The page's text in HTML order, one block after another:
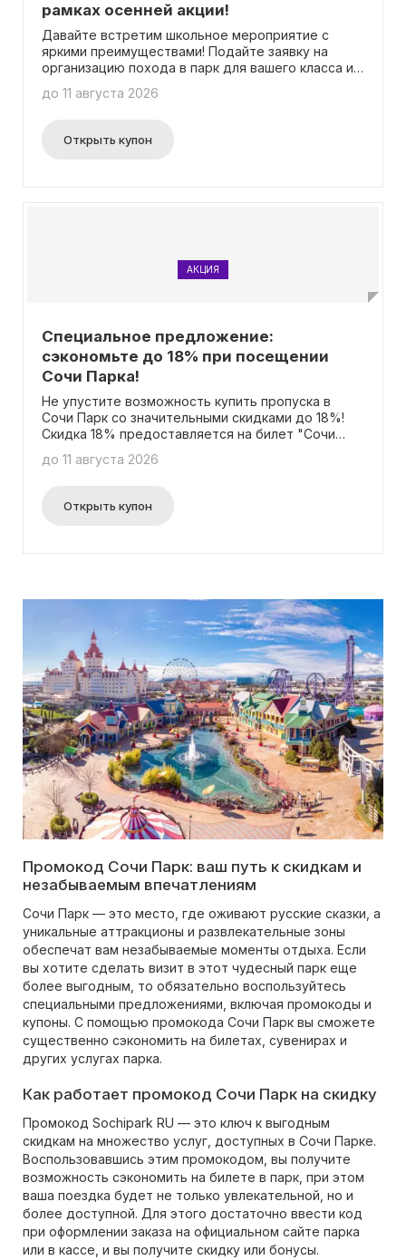
рамках осенней акции!
Давайте встретим школьное мероприятие с
яркими преимуществами! Подайте заявку на
организацию похода в парк для вашего класса и
билеты! Вся информация доступна на
понадобится ввод промокода.
до 11 августа 2026
Открыть купон
АКЦИЯ
Специальное предложение:
сэкономьте до 18% при посещении
Сочи Парка!
Не упустите возможность купить пропуска в
Сочи Парк со значительными скидками до 18%!
Скидка 18% предоставляется на билет "Сочи
скороход" применяется 15% скидка.
специальной акционной странице. Промокод не
требуется для получения скидки.
до 11 августа 2026
Открыть купон
Промокод Сочи Парк: ваш путь к скидкам и
незабываемым впечатлениям
Сочи Парк — это место, где оживают русские сказки, а
уникальные аттракционы и развлекательные зоны
обеспечат вам незабываемые моменты отдыха. Если
вы хотите сделать визит в этот чудесный парк еще
более выгодным, то обязательно воспользуйтесь
специальными предложениями, включая промокоды и
купоны. С помощью промокода Сочи Парк вы сможете
существенно сэкономить на билетах, сувенирах и
других услугах парка.
Как работает промокод Сочи Парк на скидку
Промокод Sochipark RU — это ключ к выгодным
скидкам на множество услуг, доступных в Сочи Парке.
Воспользовавшись этим промокодом, вы получите
возможность сэкономить на билете в парк, при этом
ваша поездка будет не только увлекательной, но и
более доступной. Для этого достаточно ввести код
при оформлении заказа на официальном сайте парка
или в кассе, и вы получите скидку или бонусы.